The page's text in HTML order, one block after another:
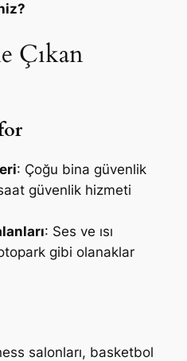
Çıkan
: Çoğu bina güvenlik
güvenlik hizmeti
: Ses ve ısı
gibi olanaklar
salonları, basketbol